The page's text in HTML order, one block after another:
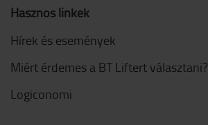
Hasznos linkek
Hírek és események
Miért érdemes a BT Liftert választani?
Logiconomi